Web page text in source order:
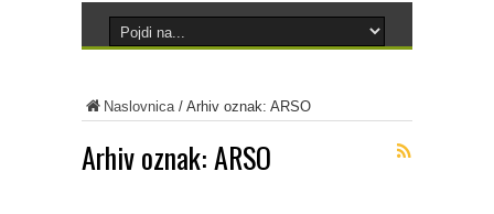
Naslovnica/ Arhiv oznak: ARSO
Arhiv oznak:ARSO